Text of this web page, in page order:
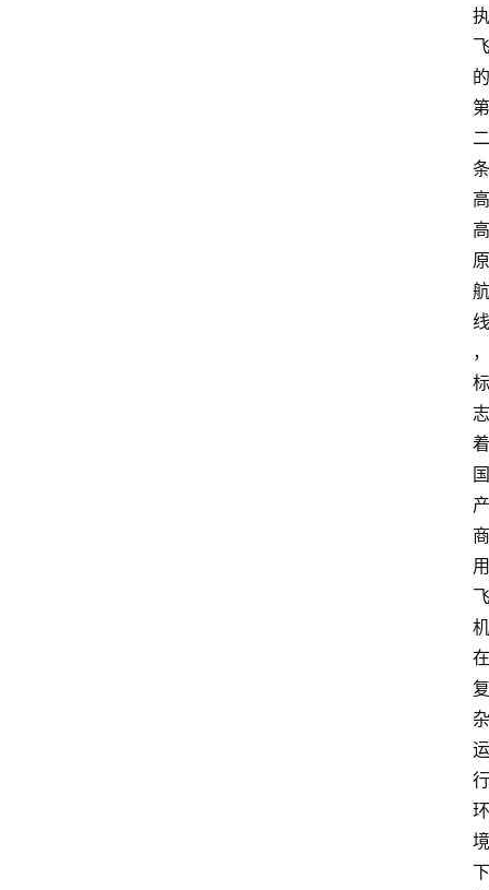
执
飞
的
第
二
条
高
高
原
航
线
，
标
志
着
国
产
商
用
飞
机
在
复
杂
运
行
环
境
下